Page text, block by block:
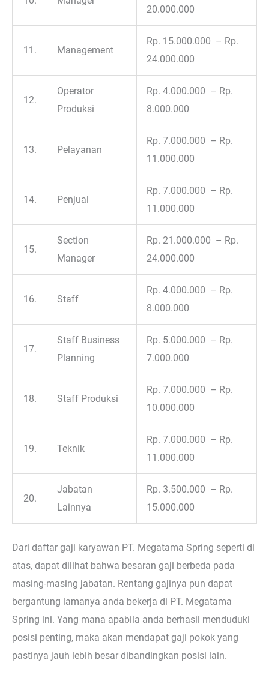
20.000.000
11. Management
Rp. 15.000.000 – Rp.
24.000.000
12.
Operator
Produksi
Rp. 4.000.000 – Rp.
8.000.000
13. Pelayanan
Rp. 7.000.000 – Rp.
11.000.000
14. Penjual
Rp. 7.000.000 – Rp.
11.000.000
15.
Section
Manager
Rp. 21.000.000 – Rp.
24.000.000
16. Staff
Rp. 4.000.000 – Rp.
8.000.000
17.
Staff Business
Planning
Rp. 5.000.000 – Rp.
7.000.000
18. Staff Produksi
Rp. 7.000.000 – Rp.
10.000.000
19. Teknik
Rp. 7.000.000 – Rp.
11.000.000
20.
Jabatan
Lainnya
Rp. 3.500.000 – Rp.
15.000.000
Dari daftar gaji karyawan PT. Megatama Spring seperti di
atas, dapat dilihat bahwa besaran gaji berbeda pada
masing-masing jabatan. Rentang gajinya pun dapat
bergantung lamanya anda bekerja di PT. Megatama
Spring ini. Yang mana apabila anda berhasil menduduki
posisi penting, maka akan mendapat gaji pokok yang
pastinya jauh lebih besar dibandingkan posisi lain.